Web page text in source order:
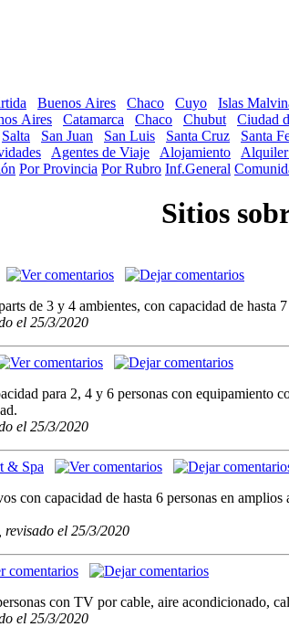
Buenos Aires Chaco Cuyo Islas
Aires
Catamarca Chaco Chubut Ciudad
Salta San Juan San Luis Santa Cruz Santa
Agentes de Viaje Alojamiento Alquiler
Por Provincia Por Rubro Inf.General
Sitios
de 3 y 4 ambientes, con capacidad de
el 25/3/2020
para 2, 4 y 6 personas con equipamiento
el 25/3/2020
& Spa
con capacidad de hasta 6 personas en
revisado el 25/3/2020
con TV por cable, aire acondicionado,
el 25/3/2020